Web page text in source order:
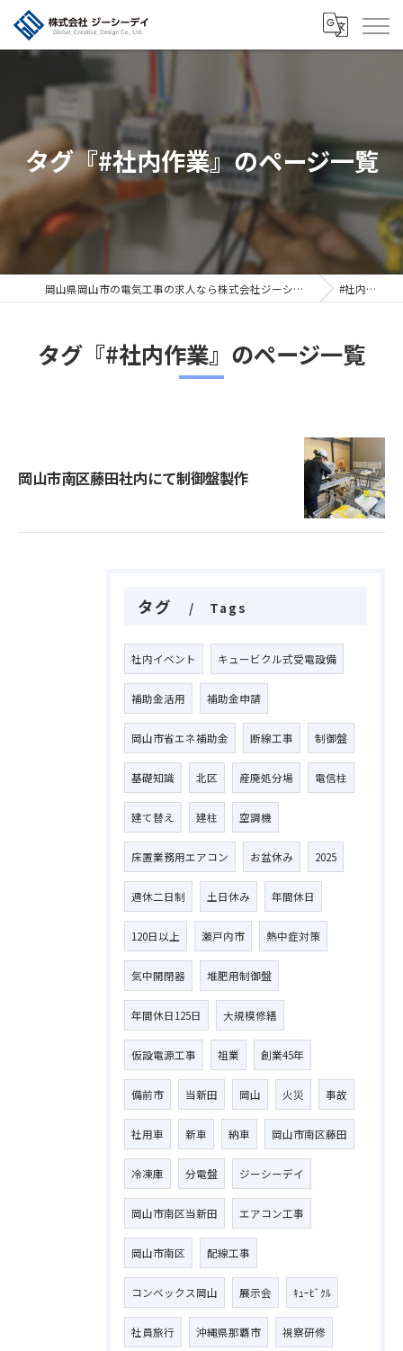
タグ『#社内作業』のページ一覧
岡山県岡山市の電気工事の求人なら株式会社ジーシーデイ #社内作業
タグ『#社内作業』のページ一覧
岡山市南区藤田社内にて制御盤製作
タグ Tags
社内イベント キュービクル式受電設備
補助金活用 補助金申請
岡山市省エネ補助金 断線工事 制御盤
基礎知識 北区 産廃処分場 電信柱
建て替え 建柱 空調機
床置業務用エアコン お盆休み 2025
週休二日制 土日休み 年間休日
120日以上 瀬戸内市 熱中症対策
気中開閉器 堆肥用制御盤
年間休日125日 大規模修繕
仮設電源工事 祖業 創業45年
備前市 当新田 岡山 火災 事故
社用車 新車 納車 岡山市南区藤田
冷凍庫 分電盤 ジーシーデイ
岡山市南区当新田 エアコン工事
岡山市南区 配線工事
コンベックス岡山 展示会 ｷｭｰﾋﾞｸﾙ
社員旅行 沖縄県那覇市 視察研修